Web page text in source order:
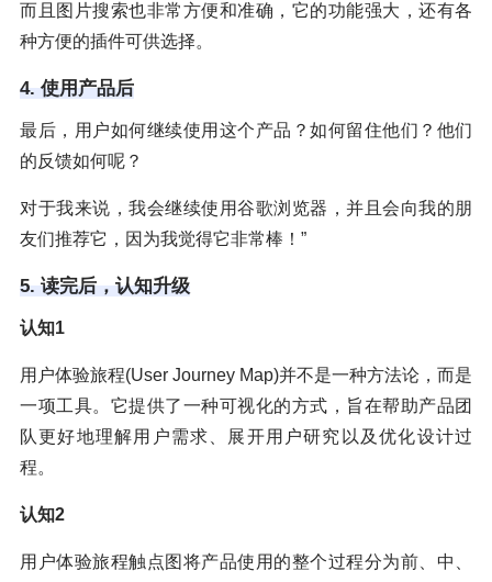
而且图片搜索也非常方便和准确，它的功能强大，还有各
种方便的插件可供选择。
4. 使用产品后
最后，用户如何继续使用这个产品？如何留住他们？他们
的反馈如何呢？
对于我来说，我会继续使用谷歌浏览器，并且会向我的朋
友们推荐它，因为我觉得它非常棒！”
5. 读完后，认知升级
认知1
用户体验旅程(User Journey Map)并不是一种方法论，而是
一项工具。它提供了一种可视化的方式，旨在帮助产品团
队更好地理解用户需求、展开用户研究以及优化设计过
程。
认知2
用户体验旅程触点图将产品使用的整个过程分为前、中、